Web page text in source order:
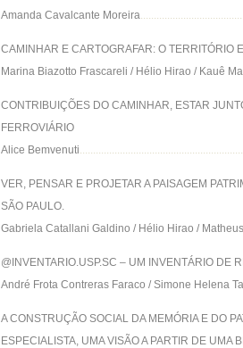
Amanda Cavalcante Moreira
CAMINHAR E CARTOGRAFAR: O TERRITÓRIO
Marina Biazotto Frascareli / Hélio Hirao / Kauê
CONTRIBUIÇÕES DO CAMINHAR, ESTAR
FERROVIÁRIO
Alice Bemvenuti
VER, PENSAR E PROJETAR A PAISAGEM
SÃO PAULO.
Gabriela Catallani Galdino / Hélio Hirao /
@INVENTARIO.USP.SC – UM INVENTÁRIO DE
André Frota Contreras Faraco / Simone Helena
A CONSTRUÇÃO SOCIAL DA MEMÓRIA E DO
ESPECIALISTA, UMA VISÃO A PARTIR DE